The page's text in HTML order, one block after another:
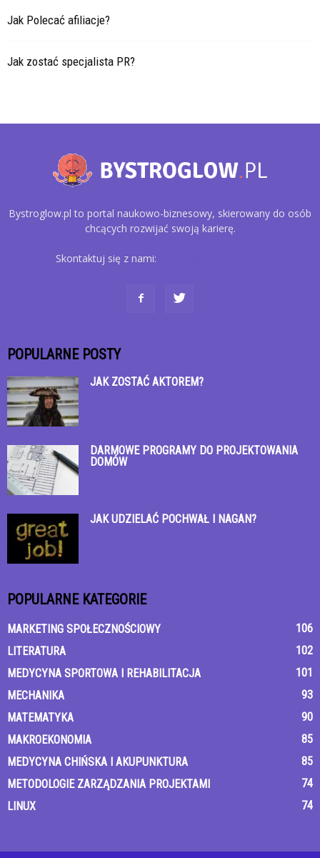
Jak Polecać afiliacje?
Jak zostać specjalista PR?
Bystroglow.pl to portal naukowo-biznesowy, skierowany do osób
chcących rozwijać swoją karierę.
Skontaktuj się z nami:
POPULARNE POSTY
JAK ZOSTAĆ AKTOREM?
DARMOWE PROGRAMY DO PROJEKTOWANIA
DOMÓW
JAK UDZIELAĆ POCHWAŁ I NAGAN?
POPULARNE KATEGORIE
MARKETING SPOŁECZNOŚCIOWY
106
LITERATURA
102
MEDYCYNA SPORTOWA I REHABILITACJA
101
MECHANIKA
93
MATEMATYKA
90
MAKROEKONOMIA
85
MEDYCYNA CHIŃSKA I AKUPUNKTURA
85
METODOLOGIE ZARZĄDZANIA PROJEKTAMI
74
LINUX
74